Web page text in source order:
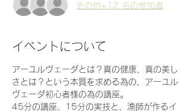
その他+12 名の参加者
イベントについて
アーユルヴェーダとは？真の健康、真の美し
さとは？という本質を求める為の、アーユル
ヴェーダ初心者様の為の講座。
45分の講座、15分の実技と、漁師が作るイ